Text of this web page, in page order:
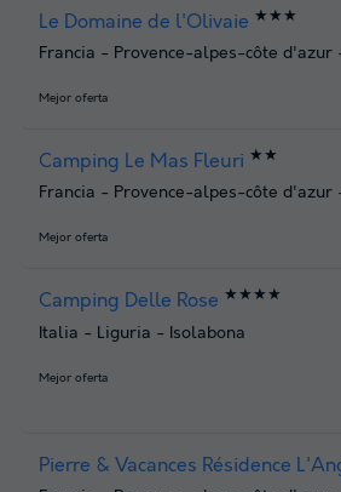
Le Domaine de l'Olivaie ★★★
Francia - Provence-alpes-côte d'azur
Mejor oferta
Camping Le Mas Fleuri ★★
Francia - Provence-alpes-côte d'azur
Mejor oferta
Camping Delle Rose ★★★★
Italia - Liguria - Isolabona
Mejor oferta
Pierre & Vacances Résidence